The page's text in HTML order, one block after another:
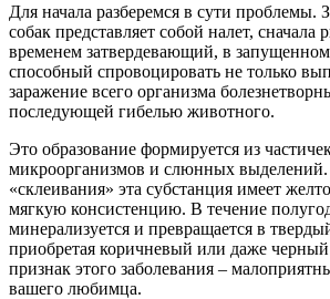
Для начала разберемся в сути проблемы.
собак представляет собой налет,
временем затвердевающий, в
способный спровоцировать не только
заражение всего организма
последующей гибелью животного.
Это образование формируется из
микроорганизмов и слюнных
«склеивания» эта субстанция имеет
мягкую консистенцию. В течение
минерализуется и превращается в
приобретая коричневый или даже
признак этого заболевания –
вашего любимца.